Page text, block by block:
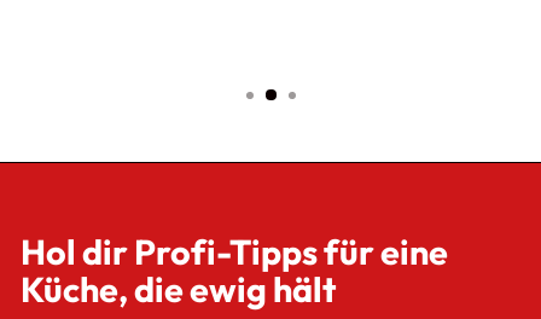
Hol dir Profi-Tipps für eine
Küche, die ewig hält